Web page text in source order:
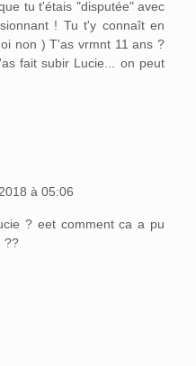
tu t'étais "disputée" avec
! Tu t'y connaît en
non ) T'as vrmnt 11 ans ?
fait subir Lucie... on peut
à 05:06
? eet comment ca a pu
??